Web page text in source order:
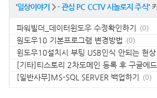
'일상이야기 >- 관심 PC CCTV 시놀로지 주식'
파워빌더_데이터윈도우 수정확인하기 (0)
원도우10 기본프로그램 변경방법 (0)
윈도우10설치시 부팅 USB인식 안되는 현상
[기타]티스토리 2차도메인 등록 후 구글에드
[일반사무]MS-SQL SERVER 백업하기 (0)